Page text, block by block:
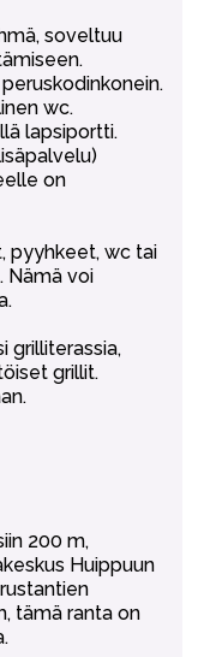
soveltuu
wc.
lapsiportti.
on
pyyhkeet, wc tai
Nämä voi
grilliterassia,
grillit.
200 m,
Huippuun
tämä ranta on